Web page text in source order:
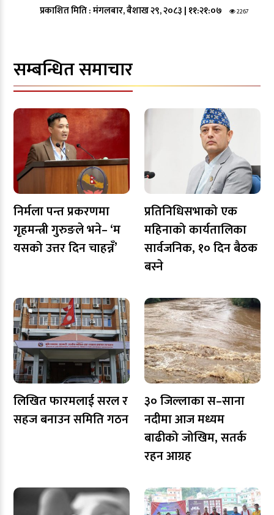
प्रकाशित मिति :मंगलबार, बैशाख २९, २०८३ | ११:२१:०७ 2267
सम्बन्धित समाचार
निर्मला पन्त प्रकरणमा
गृहमन्त्री गुरुङले भने– ‘म
यसको उत्तर दिन चाहन्नँ’
प्रतिनिधिसभाको एक
महिनाको कार्यतालिका
सार्वजनिक, १० दिन बैठक
बस्ने
लिखित फारमलाई सरल र
सहज बनाउन समिति गठन
३० जिल्लाका स–साना
नदीमा आज मध्यम
बाढीको जोखिम, सतर्क
रहन आग्रह